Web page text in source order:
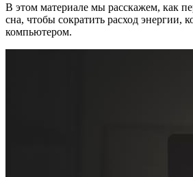
В этом материале мы расскажем, как
сна, чтобы сократить расход энергии,
компьютером.